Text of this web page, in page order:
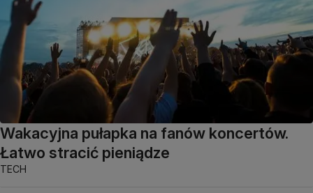
Wakacyjna pułapka na fanów koncertów.
Łatwo stracić pieniądze
TECH